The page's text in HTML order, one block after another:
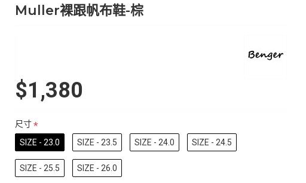
Muller裸跟帆布鞋-棕
$1,380
尺寸
SIZE - 23.0
SIZE - 23.5 SIZE - 24.0 SIZE - 24.5
SIZE - 25.5 SIZE - 26.0